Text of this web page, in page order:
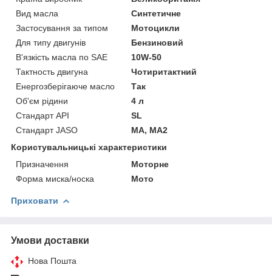
Вид масла
Синтетичне
Застосування за типом
Мотоцикли
Для типу двигунів
Бензиновий
В'язкість масла по SAE
10W-50
Тактность двигуна
Чотиритактний
Енергозберігаюче масло
Так
Об'єм рідини
4 л
Стандарт API
SL
Стандарт JASO
MA, MA2
Користувальницькі характеристики
Призначення
Моторне
Форма миска/носка
Мото
Приховати
Умови доставки
Нова Пошта